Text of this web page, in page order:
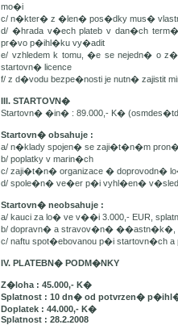
mo�i
c/ n�kter� z �len� pos�dky mus�
d/ �hrada v�ech plateb v dan�ch
pr�vo p�ihl�ku vy�adit
e/ vzhledem k tomu, �e se nejedn� o
startovn� licence
f/ z d�vodu bezpe�nosti je nutn� zajistit
III. STARTOVN�
Startovn� �in� : 89.000,- K�
Startovn� obsahuje :
a/ n�klady spojen� se zaji�t�n�m
b/ poplatky v marin�ch
c/ zaji�t�n� organizace � doprovodn�
d/ spole�n� ve�er p�i vyhl�en�
Startovn� neobsahuje :
a/ kauci za lo� ve v��i 3.000,- EUR,
b/ dopravn� a stravov�n� ��astn�k�,
c/ naftu spot�ebovanou p�i startovn�ch
IV. PLATEBN� PODM�NKY
Z�loha : 45.000,- K�
Splatnost : 10 dn� od potvrzen�
Doplatek : 44.000,- K�
Splatnost : 28.2.2008